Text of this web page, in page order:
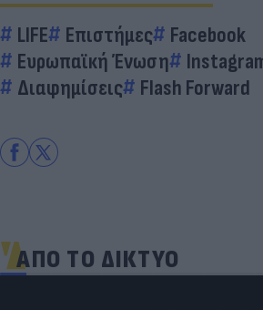
LIFE Επιστήμες
Facebook
Ευρωπαϊκή Ένωση
Διαφημίσεις
Flash Forward
ΑΠΟ ΤΟ ΔΙΚΤΥΟ